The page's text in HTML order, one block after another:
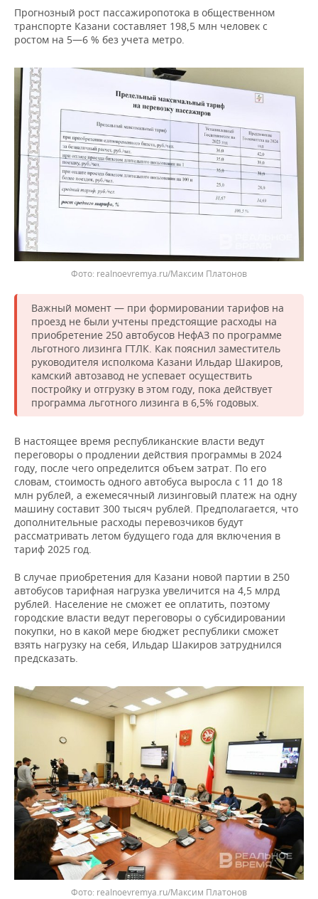
ФИГУРНОЕ КАТАНИЕ
ВОДНЫЕ ВИДЫ СПОРТА
ХОККЕЙ С МЯЧОМ
МЕДИЦИНА
ОБРАЗОВАНИЕ
ПРОИСШЕСТВИЯ
Прогнозный рост пассажиропотока в общественном
транспорте Казани составляет 198,5 млн человек с
ростом на 5—6 % без учета метро.
realnoevremya.ru/Максим Платонов
Важный момент — при формировании тарифов на
проезд не были учтены предстоящие расходы на
приобретение 250 автобусов НефАЗ по программе
льготного лизинга ГТЛК. Как пояснил заместитель
руководителя исполкома Казани Ильдар Шакиров,
камский автозавод не успевает осуществить
постройку и отгрузку в этом году, пока действует
программа льготного лизинга в 6,5% годовых.
В настоящее время республиканские власти ведут
переговоры о продлении действия программы в 2024
году, после чего определится объем затрат. По его
словам, стоимость одного автобуса выросла с 11 до 18
млн рублей, а ежемесячный лизинговый платеж на одну
машину составит 300 тысяч рублей. Предполагается, что
дополнительные расходы перевозчиков будут
рассматривать летом будущего года для включения в
тариф 2025 год.
В случае приобретения для Казани новой партии в 250
автобусов тарифная нагрузка увеличится на 4,5 млрд
рублей. Население не сможет ее оплатить, поэтому
городские власти ведут переговоры о субсидировании
покупки, но в какой мере бюджет республики сможет
взять нагрузку на себя, Ильдар Шакиров затруднился
предсказать.
realnoevremya.ru/Максим Платонов